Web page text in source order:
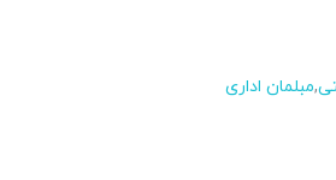
,مبلمان اداری